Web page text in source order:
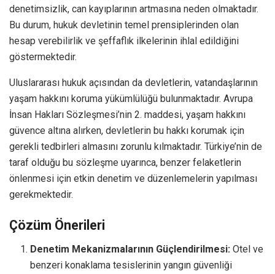
denetimsizlik, can kayıplarının artmasına neden olmaktadır.
Bu durum, hukuk devletinin temel prensiplerinden olan
hesap verebilirlik ve şeffaflık ilkelerinin ihlal edildiğini
göstermektedir.
Uluslararası hukuk açısından da devletlerin, vatandaşlarının
yaşam hakkını koruma yükümlülüğü bulunmaktadır. Avrupa
İnsan Hakları Sözleşmesi’nin 2. maddesi, yaşam hakkını
güvence altına alırken, devletlerin bu hakkı korumak için
gerekli tedbirleri almasını zorunlu kılmaktadır. Türkiye’nin de
taraf olduğu bu sözleşme uyarınca, benzer felaketlerin
önlenmesi için etkin denetim ve düzenlemelerin yapılması
gerekmektedir.
Çözüm Önerileri
Denetim Mekanizmalarının Güçlendirilmesi: Otel ve
benzeri konaklama tesislerinin yangın güvenliği